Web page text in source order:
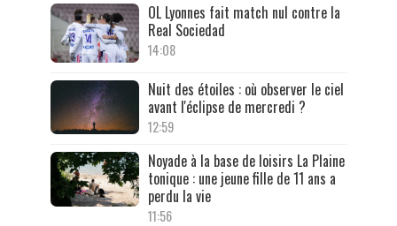
OL Lyonnes fait match nul contre la
Real Sociedad
14:08
Nuit des étoiles : où observer le ciel
avant l'éclipse de mercredi ?
12:59
Noyade à la base de loisirs La Plaine
tonique : une jeune fille de 11 ans a
perdu la vie
11:56